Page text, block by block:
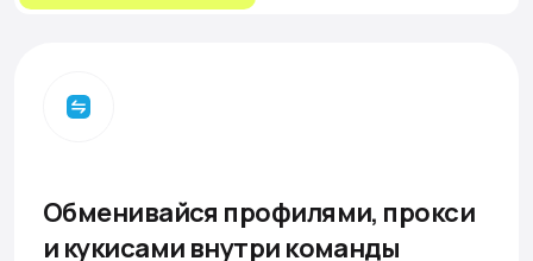
Обменивайся профилями, прокси
и кукисами внутри команды